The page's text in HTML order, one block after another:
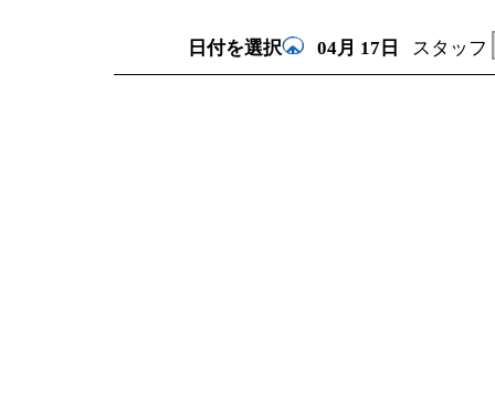
日付を選択 04月 17日 スタッフ